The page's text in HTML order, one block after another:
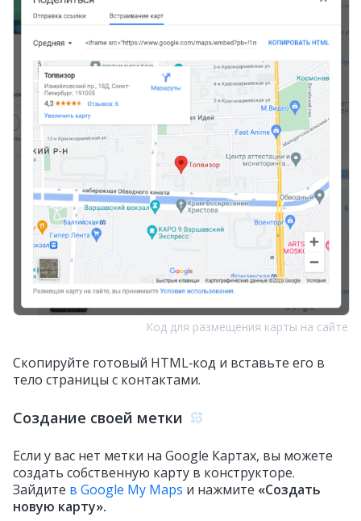
Код для размещения карты на сайте
Скопируйте готовый HTML‑код и вставьте его в
тело страницы с контактами.
Создание своей метки
Если у вас нет метки на Google Картах, вы можете
создать собственную карту в конструкторе.
Зайдите в Google My Maps и нажмите «Создать
новую карту».